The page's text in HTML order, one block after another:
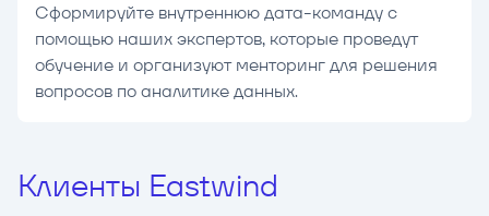
Сформируйте внутреннюю дата-команду с
помощью наших экспертов, которые проведут
обучение и организуют менторинг для решения
вопросов по аналитике данных.
Клиенты Eastwind